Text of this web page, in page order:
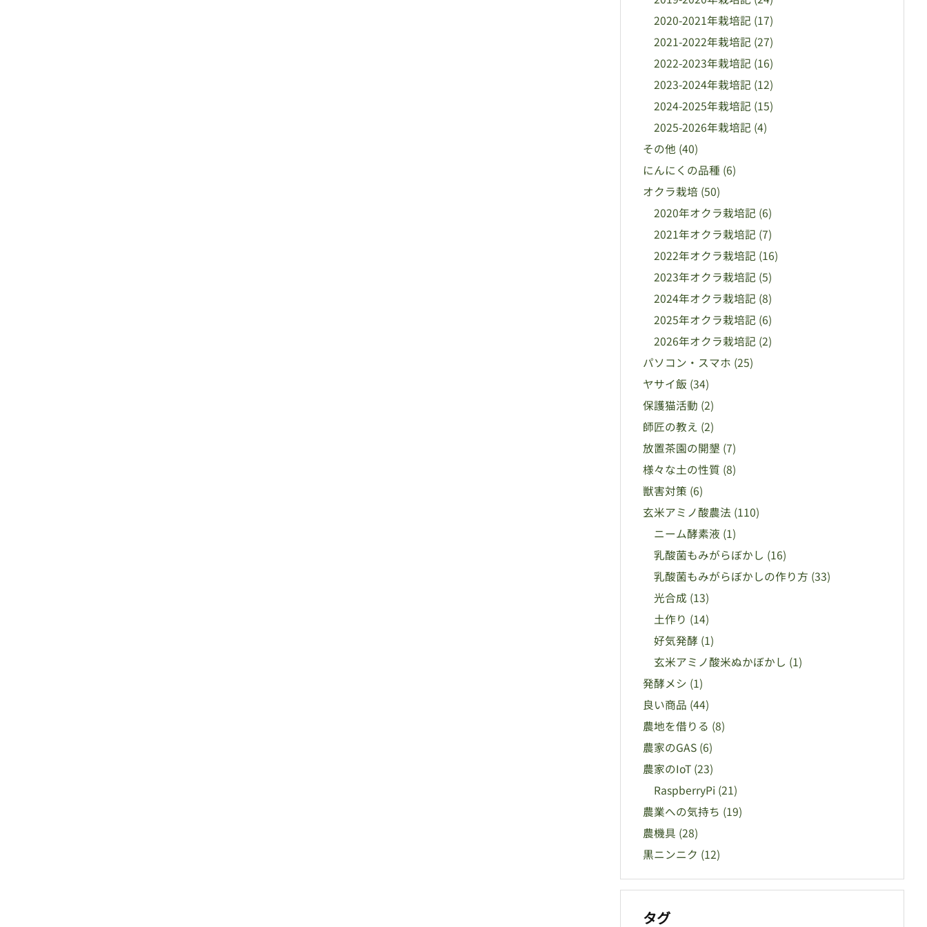
2020-2021年栽培記 (17)
2021-2022年栽培記 (27)
2022-2023年栽培記 (16)
2023-2024年栽培記 (12)
2024-2025年栽培記 (15)
2025-2026年栽培記 (4)
その他 (40)
にんにくの品種 (6)
オクラ栽培 (50)
2020年オクラ栽培記 (6)
2021年オクラ栽培記 (7)
2022年オクラ栽培記 (16)
2023年オクラ栽培記 (5)
2024年オクラ栽培記 (8)
2025年オクラ栽培記 (6)
2026年オクラ栽培記 (2)
パソコン・スマホ (25)
ヤサイ飯 (34)
保護猫活動 (2)
師匠の教え (2)
放置茶園の開墾 (7)
様々な土の性質 (8)
獣害対策 (6)
玄米アミノ酸農法 (110)
ニーム酵素液 (1)
乳酸菌もみがらぼかし (16)
乳酸菌もみがらぼかしの作り方 (33)
光合成 (13)
土作り (14)
好気発酵 (1)
玄米アミノ酸米ぬかぼかし (1)
発酵メシ (1)
良い商品 (44)
農地を借りる (8)
農家のGAS (6)
農家のIoT (23)
RaspberryPi (21)
農業への気持ち (19)
農機具 (28)
黒ニンニク (12)
タグ